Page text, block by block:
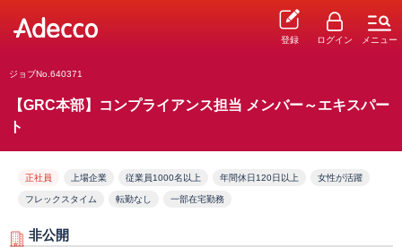
登録 ログイン メニュー
ジョブNo.640371
【GRC本部】コンプライアンス担当 メンバー～エキスパー
ト
正社員 上場企業 従業員1000名以上 年間休日120日以上 女性が活躍
フレックスタイム 転勤なし 一部在宅勤務
非公開